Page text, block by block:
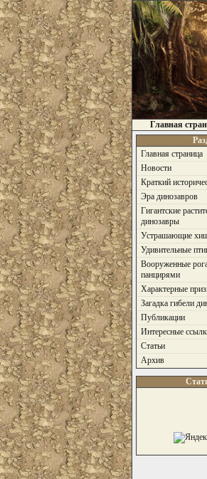
Главная
Главная страница
Новости
Краткий
Эра динозавров
Гигантские
динозавры
Устрашающие
Удивительные
Вооруженные
панцирями
Характерные
Загадка гибели
Публикации
Интересные
Статьи
Архив